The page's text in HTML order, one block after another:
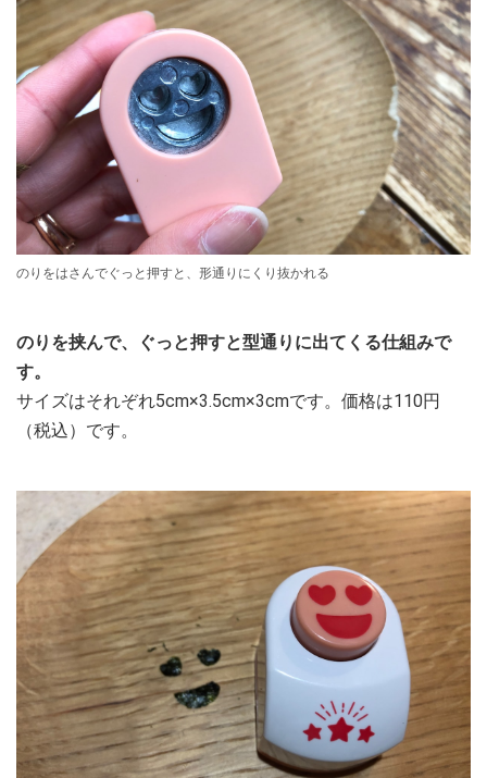
のりをはさんでぐっと押すと、形通りにくり抜かれる
のりを挟んで、ぐっと押すと型通りに出てくる仕組みで
す。
サイズはそれぞれ5cm×3.5cm×3cmです。価格は110円
（税込）です。